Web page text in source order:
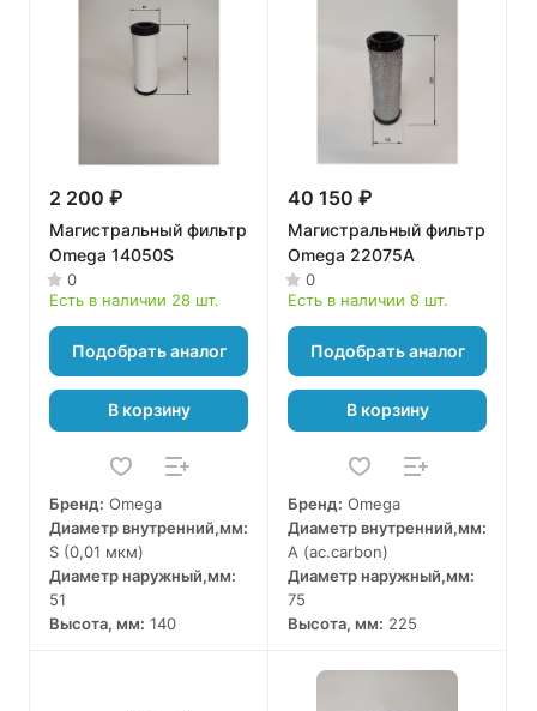
2 200 ₽
Магистральный фильтр
Omega 14050S
0
Есть в наличии 28 шт.
Подобрать аналог
В корзину
Бренд: Omega
Диаметр внутренний,мм:
S (0,01 мкм)
Диаметр наружный,мм:
51
Высота, мм: 140
40 150 ₽
Магистральный фильтр
Omega 22075A
0
Есть в наличии 8 шт.
Подобрать аналог
В корзину
Бренд: Omega
Диаметр внутренний,мм:
A (ac.carbon)
Диаметр наружный,мм:
75
Высота, мм: 225